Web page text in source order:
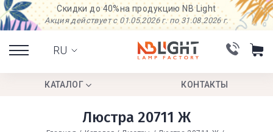
Скидки до 40%на продукцию NB Light
Акция действует с 01.05.2026 г. по 31.08.2026 г.
RU
КАТАЛОГ КОНТАКТЫ
Люстра 20711 Ж